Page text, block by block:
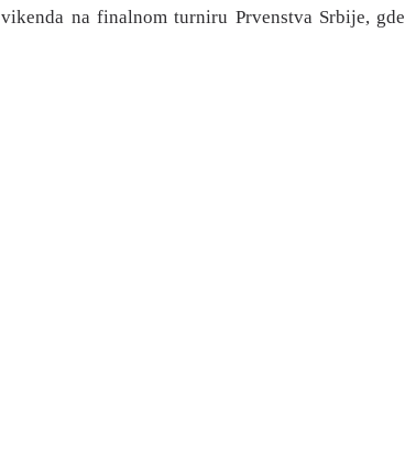
na finalnom turniru Prvenstva Srbije,